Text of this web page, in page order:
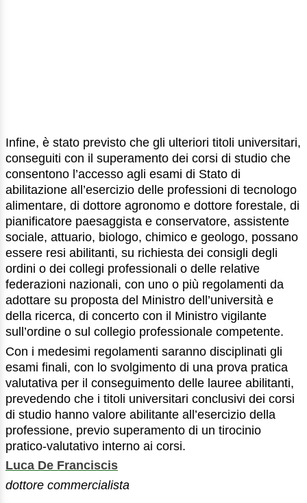
Infine, è stato previsto che gli ulteriori titoli universitari,
conseguiti con il superamento dei corsi di studio che
consentono l’accesso agli esami di Stato di
abilitazione all’esercizio delle professioni di tecnologo
alimentare, di dottore agronomo e dottore forestale, di
pianificatore paesaggista e conservatore, assistente
sociale, attuario, biologo, chimico e geologo, possano
essere resi abilitanti, su richiesta dei consigli degli
ordini o dei collegi professionali o delle relative
federazioni nazionali, con uno o più regolamenti da
adottare su proposta del Ministro dell’università e
della ricerca, di concerto con il Ministro vigilante
sull’ordine o sul collegio professionale competente.
Con i medesimi regolamenti saranno disciplinati gli
esami finali, con lo svolgimento di una prova pratica
valutativa per il conseguimento delle lauree abilitanti,
prevedendo che i titoli universitari conclusivi dei corsi
di studio hanno valore abilitante all’esercizio della
professione, previo superamento di un tirocinio
pratico-valutativo interno ai corsi.
Luca De Franciscis
dottore commercialista